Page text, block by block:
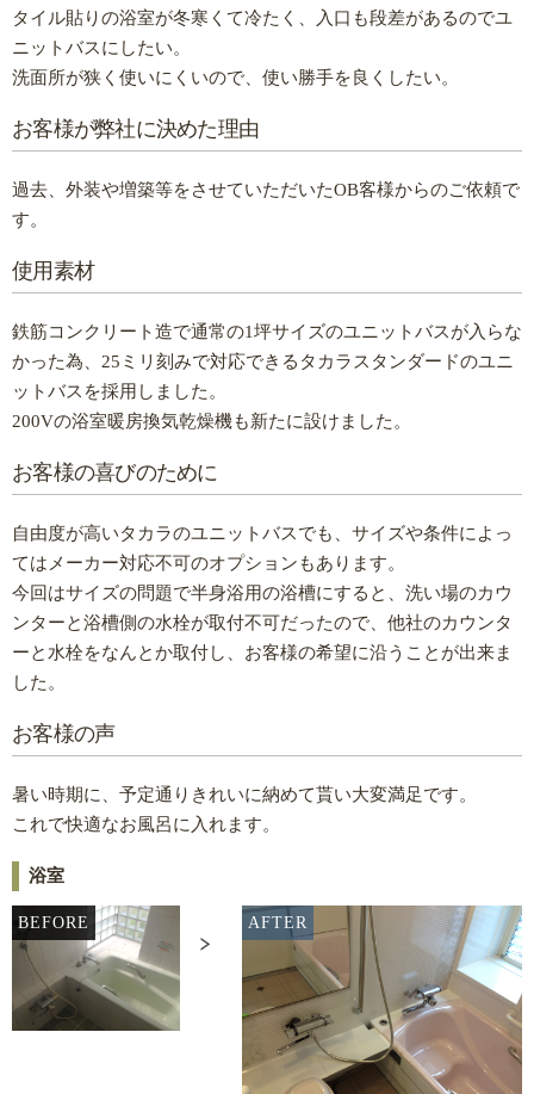
タイル貼りの浴室が冬寒くて冷たく、入口も段差があるのでユ
ニットバスにしたい。
洗面所が狭く使いにくいので、使い勝手を良くしたい。
お客様が弊社に決めた理由
過去、外装や増築等をさせていただいたOB客様からのご依頼で
す。
使用素材
鉄筋コンクリート造で通常の1坪サイズのユニットバスが入らな
かった為、25ミリ刻みで対応できるタカラスタンダードのユニ
ットバスを採用しました。
200Vの浴室暖房換気乾燥機も新たに設けました。
お客様の喜びのために
自由度が高いタカラのユニットバスでも、サイズや条件によっ
てはメーカー対応不可のオプションもあります。
今回はサイズの問題で半身浴用の浴槽にすると、洗い場のカウ
ンターと浴槽側の水栓が取付不可だったので、他社のカウンタ
ーと水栓をなんとか取付し、お客様の希望に沿うことが出来ま
した。
お客様の声
暑い時期に、予定通りきれいに納めて貰い大変満足です。
これで快適なお風呂に入れます。
浴室
BEFORE AFTER